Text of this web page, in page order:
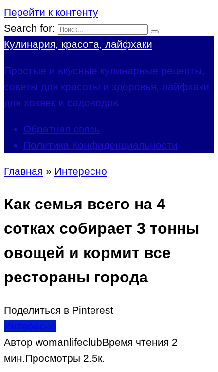
Перейти к контенту
Search for:
Кулинария, красота, лайфхаки
Простые и вкусные кулинарные рецепты,
советы для красоты и здоровья, лайфхаки
для хозяек и садоводов
Обратная связь
Политика Конфиденциальности
Главная » Интересно
Как семья всего на 4
сотках собирает 3 тонны
овощей и кормит все
рестораны города
Поделиться в Pinterest
Интересно
Автор womanlifeclubВремя чтения 2
мин.Просмотры 2.5к.